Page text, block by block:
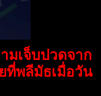
มเจ็บปวดจาก
ที่พลีมัธเมื่อวัน